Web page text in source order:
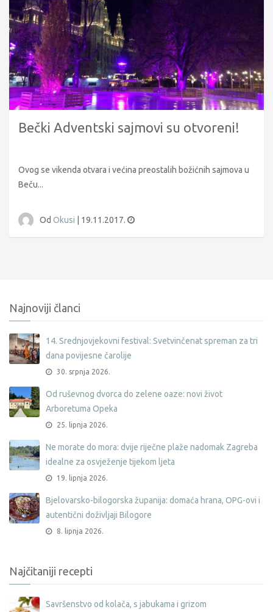
Bečki Adventski sajmovi su otvoreni!
Ovog se vikenda otvara i većina preostalih božićnih sajmova u
Beču...
Od Okusi 19.11.2017.
Najnoviji članci
14. Srednjovjekovni festival: Svetvinčenat spreman za tri
dana povijesne čarolije
30. srpnja 2026.
Od ruševnog dvorca do zelene oaze: novi život
Arboretuma Opeka
25. lipnja 2026.
Ne morate do mora: dvije riječne plaže nadomak Zagreba
idealne za osvježenje tijekom ljeta
19. lipnja 2026.
Bjelovarsko-bilogorska županija: domaća hrana, OPG-ovi i
autentični doživljaji Bilogore
8. lipnja 2026.
Najčitaniji recepti
Savršenstvo od kolača, s jabukama i grizom